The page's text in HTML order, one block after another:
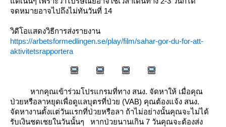
จดหมายอาจไปถึงไม่ทันวันที่ 14
วิดีโอแสดงวิธีการส่งรายงาน
https://arbetsformedlingen.se/play/film/sahar-gor-du-for-att-
aktivitetsrapportera
หากคุณเข้าร่วมโปรแกรมที่ทาง สนง. จัดหาให้ เมื่อคุณ
ป่วยหรือลาหยุดเพื่อดูแลบุตรที่ป่วย (VAB) คุณต้องแจ้ง สนง.
จัดหางานตั้งแต่วันแรกที่ป่วยหรือลา ถ้าไม่อย่างนั้นคุณจะไม่ได้
รับเงินชดเชยในวันนั้นๆ หากป่วยนานเกิน 7 วันคุณจะต้องส่ง